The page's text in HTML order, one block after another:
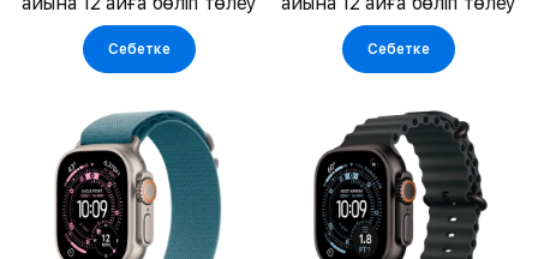
Себетке Себетке